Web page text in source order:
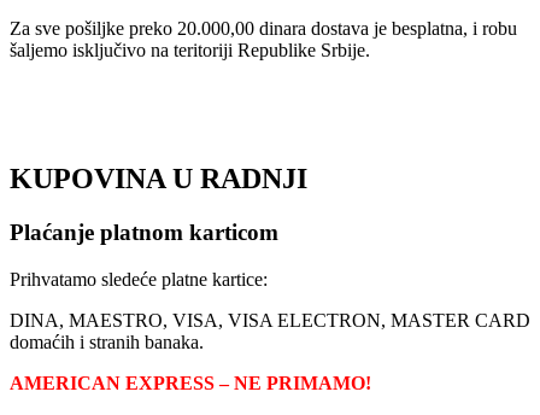
Za sve pošiljke preko 20.000,00 dinara dostava je besplatna, i robu
šaljemo isključivo na teritoriji Republike Srbije.
KUPOVINA U RADNJI
Plaćanje platnom karticom
Prihvatamo sledeće platne kartice:
DINA, MAESTRO, VISA, VISA ELECTRON, MASTER CARD
domaćih i stranih banaka.
AMERICAN EXPRESS – NE PRIMAMO!